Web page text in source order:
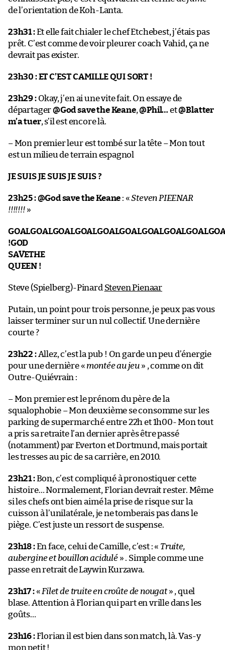
de l’orientation de Koh-Lanta.
23h31 :Et elle fait chialer le chef Etchebest, j’étais pas
prêt. C’est comme de voir pleurer coach Vahid, ça ne
devrait pas exister.
23h30 :ET C’EST CAMILLE QUI SORT !
23h29 :Okay, j’en ai une vite fait. On essaye de
départager@God save the Keane,@Phil… et@Blatter
m’a tuer, s’il est encore là.
– Mon premier leur est tombé sur la tête – Mon tout
est un milieu de terrain espagnol
JE SUIS JE SUIS JE SUIS ?
23h25 :@God save the Keane : «Steven PIEENAR
!!!!!!!»
!GOD
SAVETHE
QUEEN !
Steve (Spielberg)-Pinard Steven Pienaar
Putain, un point pour trois personne, je peux pas vous
laisser terminer sur un nul collectif. Une dernière
courte ?
23h22 :Allez, c’est la pub ! On garde un peu d’énergie
pour une dernière « montée au jeu » , comme on dit
Outre-Quiévrain :
– Mon premier est le prénom du père de la
squalophobie – Mon deuxième se consomme sur les
parking de supermarché entre 22h et 1h00- Mon tout
a pris sa retraite l’an dernier après être passé
(notamment) par Everton et Dortmund, mais portait
les tresses au pic de sa carrière, en 2010.
23h21 :Bon, c’est compliqué à pronostiquer cette
histoire… Normalement, Florian devrait rester. Même
si les chefs ont bien aimé la prise de risque sur la
cuisson à l’unilatérale, je ne tomberais pas dans le
piège. C’est juste un ressort de suspense.
23h18 :En face, celui de Camille, c’est : « Truite,
aubergine et bouillon acidulé» . Simple comme une
passe en retrait de Laywin Kurzawa.
23h17 :« Filet de truite en croûte de nougat» , quel
blase. Attention à Florian qui part en vrille dans les
goûts…
23h16 :Florian il est bien dans son match, là. Vas-y
mon petit !